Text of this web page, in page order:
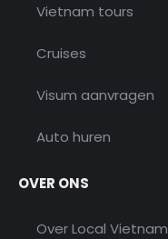
Vietnam tours
Cruises
Visum aanvragen
Auto huren
OVER ONS
Over Local Vietnam